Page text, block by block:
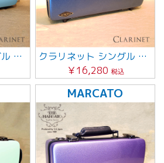
クラリネット シングル 【アクアブルー】グレーステッチ
クラリネット シングル 【ネイビー】
￥16,280 税込
MARCATO